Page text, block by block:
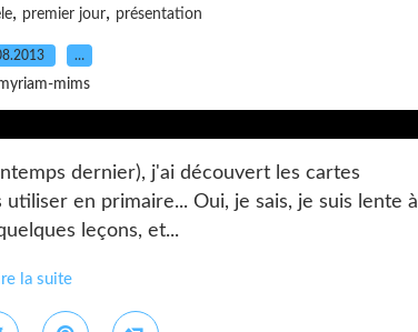
, premier jour, présentation
…
mims
dernier), j'ai découvert les cartes
en primaire... Oui, je sais, je suis lente à
leçons, et...
la suite